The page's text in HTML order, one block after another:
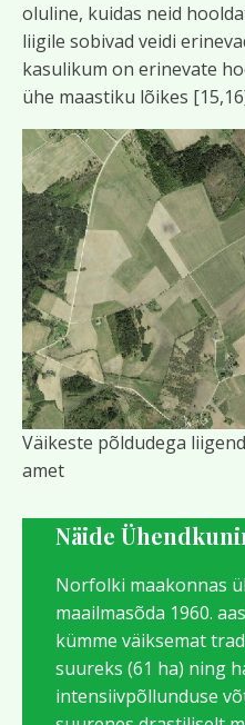
oluline, kuidas neid
liigile sobivad veidi
kasulikum on erinevate
ühe maastiku lõikes
Väikeste põldudega
amet
Näide
Norfolki maakonnas
maailmasõda 1960.
kümme väiksemat
suureks (61 ha) ning
intensiivpõllunduse